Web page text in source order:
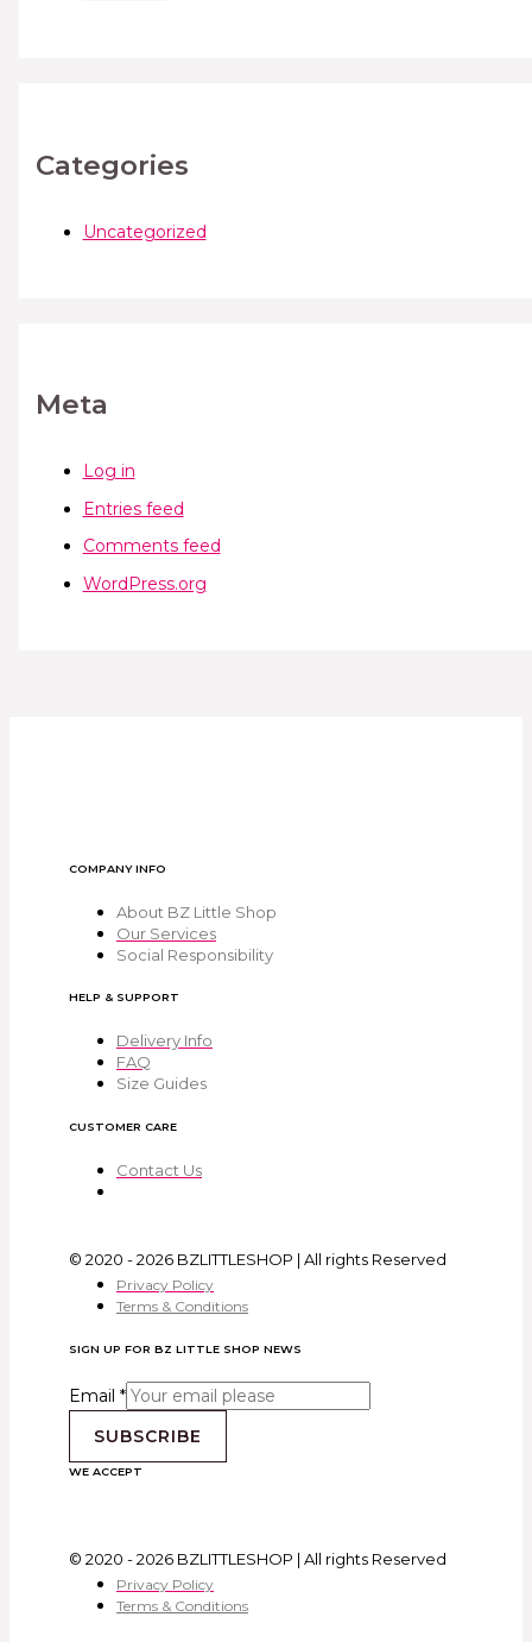
Categories
Uncategorized
Meta
Log in
Entries feed
Comments feed
WordPress.org
COMPANY INFO
About BZ Little Shop
Our Services
Social Responsibility
HELP & SUPPORT
Delivery Info
FAQ
Size Guides
CUSTOMER CARE
Contact Us
© 2020 - 2026 BZLITTLESHOP | All rights Reserved
Privacy Policy
Terms & Conditions
SIGN UP FOR BZ LITTLE SHOP NEWS
Email *
SUBSCRIBE
WE ACCEPT
© 2020 - 2026 BZLITTLESHOP | All rights Reserved
Privacy Policy
Terms & Conditions